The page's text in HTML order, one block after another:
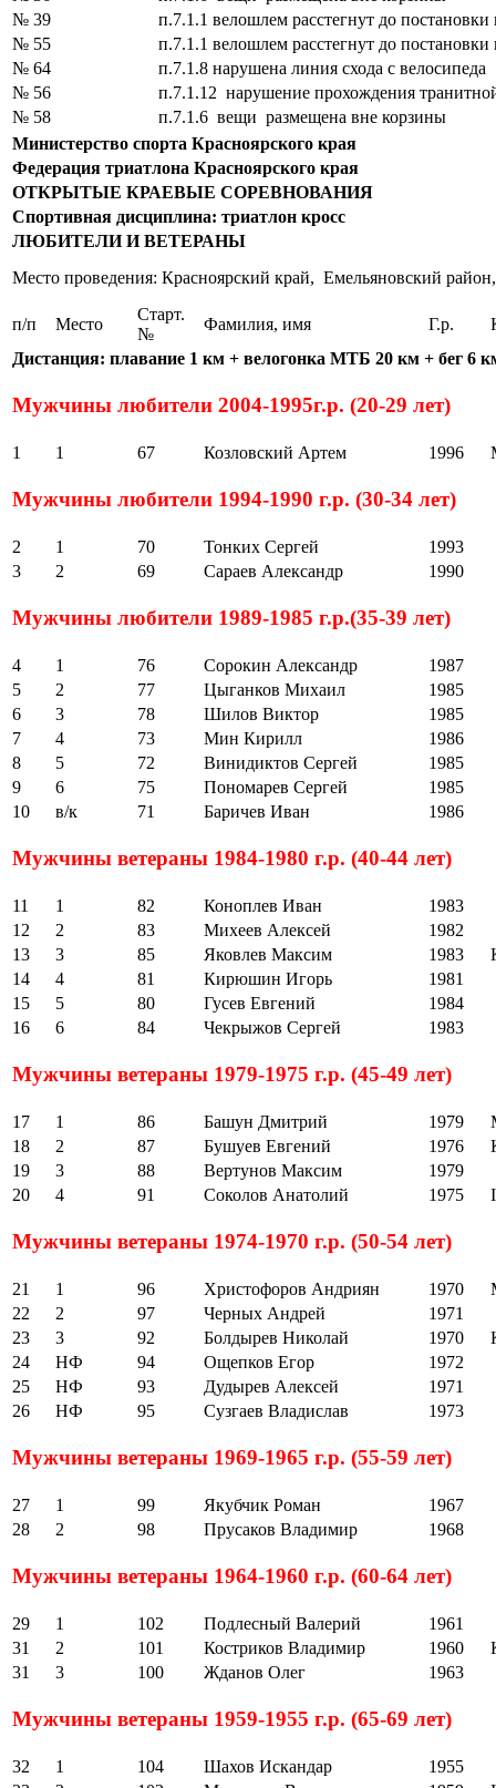
№ 39
п.7.1.1 велошлем расстегнут до постановки
№ 55
п.7.1.1 велошлем расстегнут до постановки
№ 64
п.7.1.8 нарушена линия схода с велосипеда
№ 56
п.7.1.12 нарушение прохождения
№ 58
п.7.1.6 вещи размещена вне корзины
Министерство спорта Красноярского края
Федерация триатлона Красноярского края
ОТКРЫТЫЕ КРАЕВЫЕ СОРЕВНОВАНИЯ
Спортивная дисциплина: триатлон кросс
ЛЮБИТЕЛИ И ВЕТЕРАНЫ
Место проведения: Красноярский край, Емельяновский
п/п Место
Старт.
№
Фамилия, имя Г.р.
Дистанция: плавание 1 км + велогонка МТБ 20 км + бег 6
Мужчины любители 2004-1995г.р. (20-29 лет)
1 1 67 Козловский Артем 1996
Мужчины любители 1994-1990 г.р. (30-34 лет)
2 1 70 Тонких Сергей
1993
3
2 69 Сараев Александр 1990
Мужчины любители 1989-1985 г.р.(35-39 лет)
4 1 76 Сорокин Александр
1987
5
2 77 Цыганков Михаил
1985
6
3 78 Шилов Виктор
1985
7
4 73 Мин Кирилл
1986
8
5 72 Винидиктов Сергей
1985
9
6 75 Пономарев Сергей
1985
10
в/к 71 Баричев Иван 1986
Мужчины ветераны 1984-1980 г.р. (40-44 лет)
11 1 82 Коноплев Иван
1983
12
2 83 Михеев Алексей
1982
13
3 85 Яковлев Максим 1983
14
4 81 Кирюшин Игорь
1981
15
5 80 Гусев Евгений
1984
16
6 84 Чекрыжов Сергей 1983
Мужчины ветераны 1979-1975 г.р. (45-49 лет)
17 1 86 Башун Дмитрий 1979
18
2 87 Бушуев Евгений 1976
19
3 88 Вертунов Максим
1979
20
4 91 Соколов Анатолий 1975
Мужчины ветераны 1974-1970 г.р. (50-54 лет)
21 1 96 Христофоров Андриян 1970
22
2 97 Черных Андрей
1971
23
3 92 Болдырев Николай 1970
24
НФ 94 Ощепков Егор
1972
25
НФ 93 Дудырев Алексей
1971
26
НФ 95 Сузгаев Владислав 1973
Мужчины ветераны 1969-1965 г.р. (55-59 лет)
27 1 99 Якубчик Роман
1967
28
2 98 Прусаков Владимир 1968
Мужчины ветераны 1964-1960 г.р. (60-64 лет)
29 1 102 Подлесный Валерий
1961
31
2 101 Костриков Владимир 1960
31
3 100 Жданов Олег 1963
Мужчины ветераны 1959-1955 г.р. (65-69 лет)
32 1 104 Шахов Искандар
1955